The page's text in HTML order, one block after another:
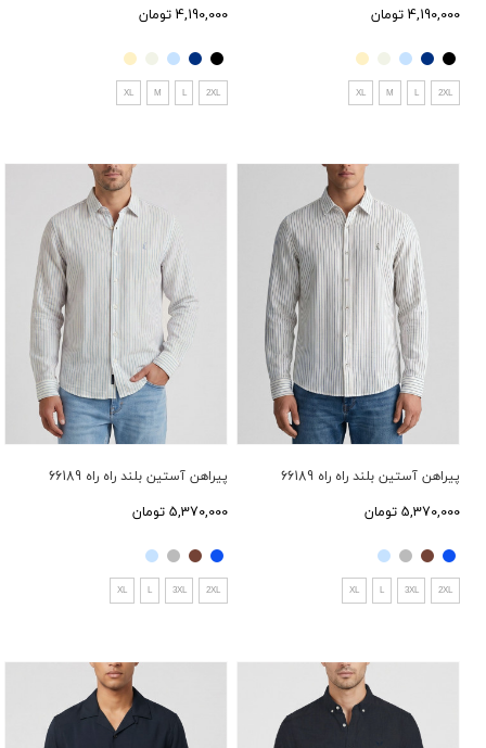
4,190,000 تومان
2XL
L
M
XL
4,190,000 تومان
2XL
L
M
XL
پیراهن آستین بلند راه راه 66189
5,370,000 تومان
2XL
3XL
L
XL
پیراهن آستین بلند راه راه 66189
5,370,000 تومان
2XL
3XL
L
XL